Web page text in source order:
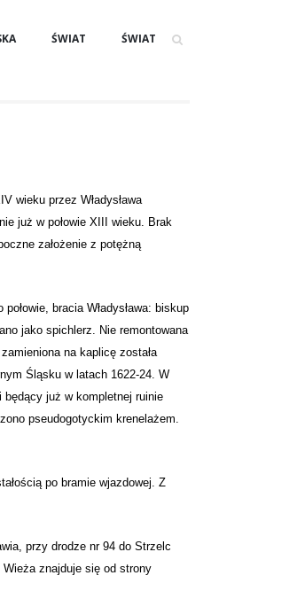
ŚWIAT ŚWIAT
wieku przez Władysława
już w połowie XIII wieku. Brak
założenie z potężną
bracia Władysława: biskup
jako spichlerz. Nie remontowana
na kaplicę została
Śląsku w latach 1622-24. W
będący już w kompletnej ruinie
pseudogotyckim krenelażem.
po bramie wjazdowej. Z
przy drodze nr 94 do Strzelc
znajduje się od strony